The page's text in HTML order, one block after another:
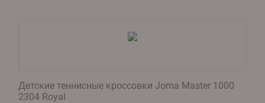
Детские теннисные кроссовки Joma Master 1000
2304 Royal